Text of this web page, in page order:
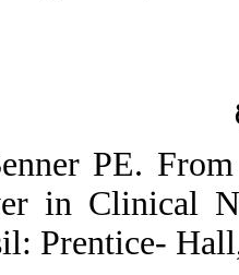
1. Benner
Power in
Brasil: